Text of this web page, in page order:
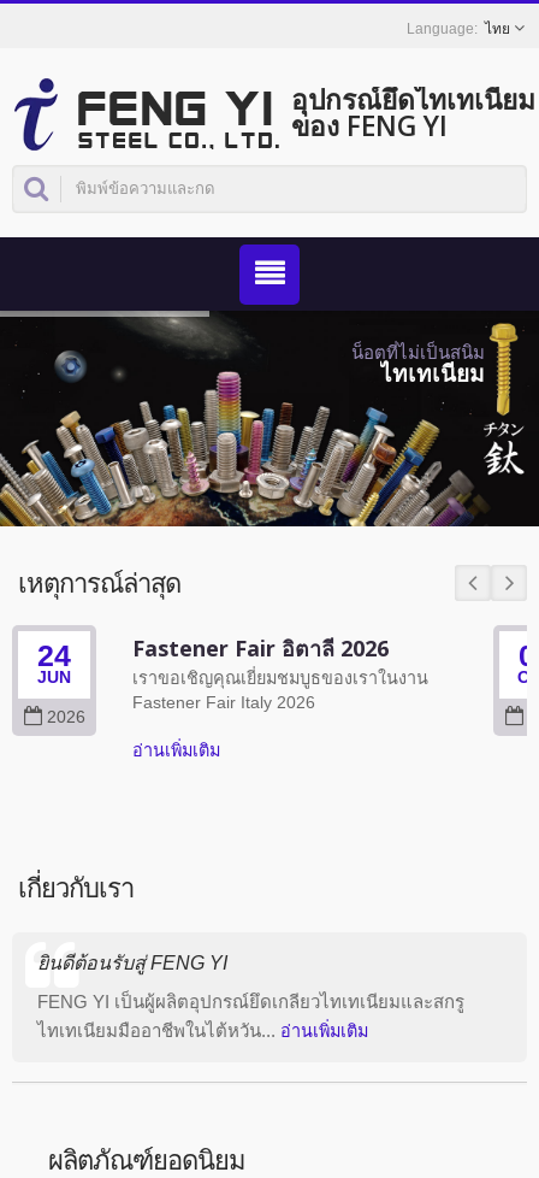
ไทย
อุปกรณ์ยึดไทเทเนียม
ของ FENG YI
น็อตที่ไม่เป็นสนิม
ไทเทเนียม
เหตุการณ์ล่าสุด
24
JUN
2026
Fastener Fair อิตาลี 2026
เราขอเชิญคุณเยี่ยมชมบูธของเราในงาน
Fastener Fair Italy 2026
อ่านเพิ่มเติม
เกี่ยวกับเรา
ยินดีต้อนรับสู่ FENG YI
FENG YI เป็นผู้ผลิตอุปกรณ์ยึดเกลียวไทเทเนียมและสกรู
ไทเทเนียมมืออาชีพในไต้หวัน... อ่านเพิ่มเติม
ผลิตภัณฑ์ยอดนิยม